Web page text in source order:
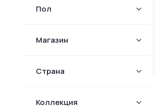
Пол
Магазин
Страна
Коллекция